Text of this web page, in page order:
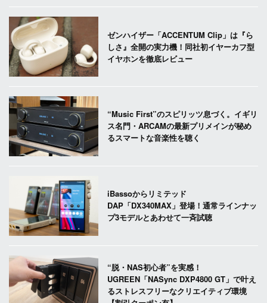
ゼンハイザー「ACCENTUM Clip」は『ら
しさ』全開の実力機！同社初イヤーカフ型
イヤホンを徹底レビュー
“Music First”のスピリッツ息づく。イギリ
ス名門・ARCAMの最新プリメインが秘め
るスマートな音楽性を聴く
iBassoからリミテッド
DAP「DX340MAX」登場！通常ラインナッ
プ3モデルとあわせて一斉試聴
“脱・NAS初心者”を実感！
UGREEN「NASync DXP4800 GT」で叶え
るストレスフリーなクリエイティブ環境